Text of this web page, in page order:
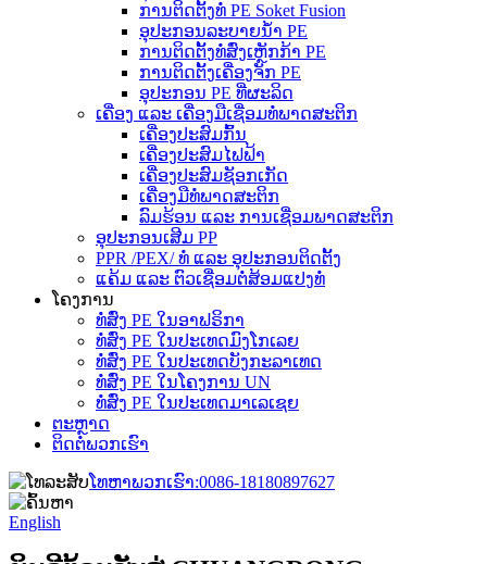
ການຕິດຕັ້ງທໍ່ PE Soket Fusion
ອຸປະກອນລະບາຍນ້ຳ PE
ການຕິດຕັ້ງທໍ່ສົ່ງເຫຼັກກ້າ PE
ການຕິດຕັ້ງເຄື່ອງຈັກ PE
ອຸປະກອນ PE ທີ່ຜະລິດ
ເຄື່ອງ ແລະ ເຄື່ອງມືເຊື່ອມທໍ່ພາດສະຕິກ
ເຄື່ອງປະສົມກົ້ນ
ເຄື່ອງປະສົມໄຟຟ້າ
ເຄື່ອງປະສົມຊັອກເກັດ
ເຄື່ອງມືທໍ່ພາດສະຕິກ
ລົມຮ້ອນ ແລະ ການເຊື່ອມພາດສະຕິກ
ອຸປະກອນເສີມ PP
PPR /PEX/ ທໍ່ ແລະ ອຸປະກອນຕິດຕັ້ງ
ແຄ້ມ ແລະ ຕົວເຊື່ອມຕໍ່ສ້ອມແປງທໍ່
ໂຄງການ
ທໍ່ສົ່ງ PE ໃນອາຟຣິກາ
ທໍ່ສົ່ງ PE ໃນປະເທດມົງໂກເລຍ
ທໍ່ສົ່ງ PE ໃນປະເທດບັງກະລາເທດ
ທໍ່ສົ່ງ PE ໃນໂຄງການ UN
ທໍ່ສົ່ງ PE ໃນປະເທດມາເລເຊຍ
ຕະຫຼາດ
ຕິດຕໍ່ພວກເຮົາ
ໂທຫາພວກເຮົາ:0086-18180897627
English